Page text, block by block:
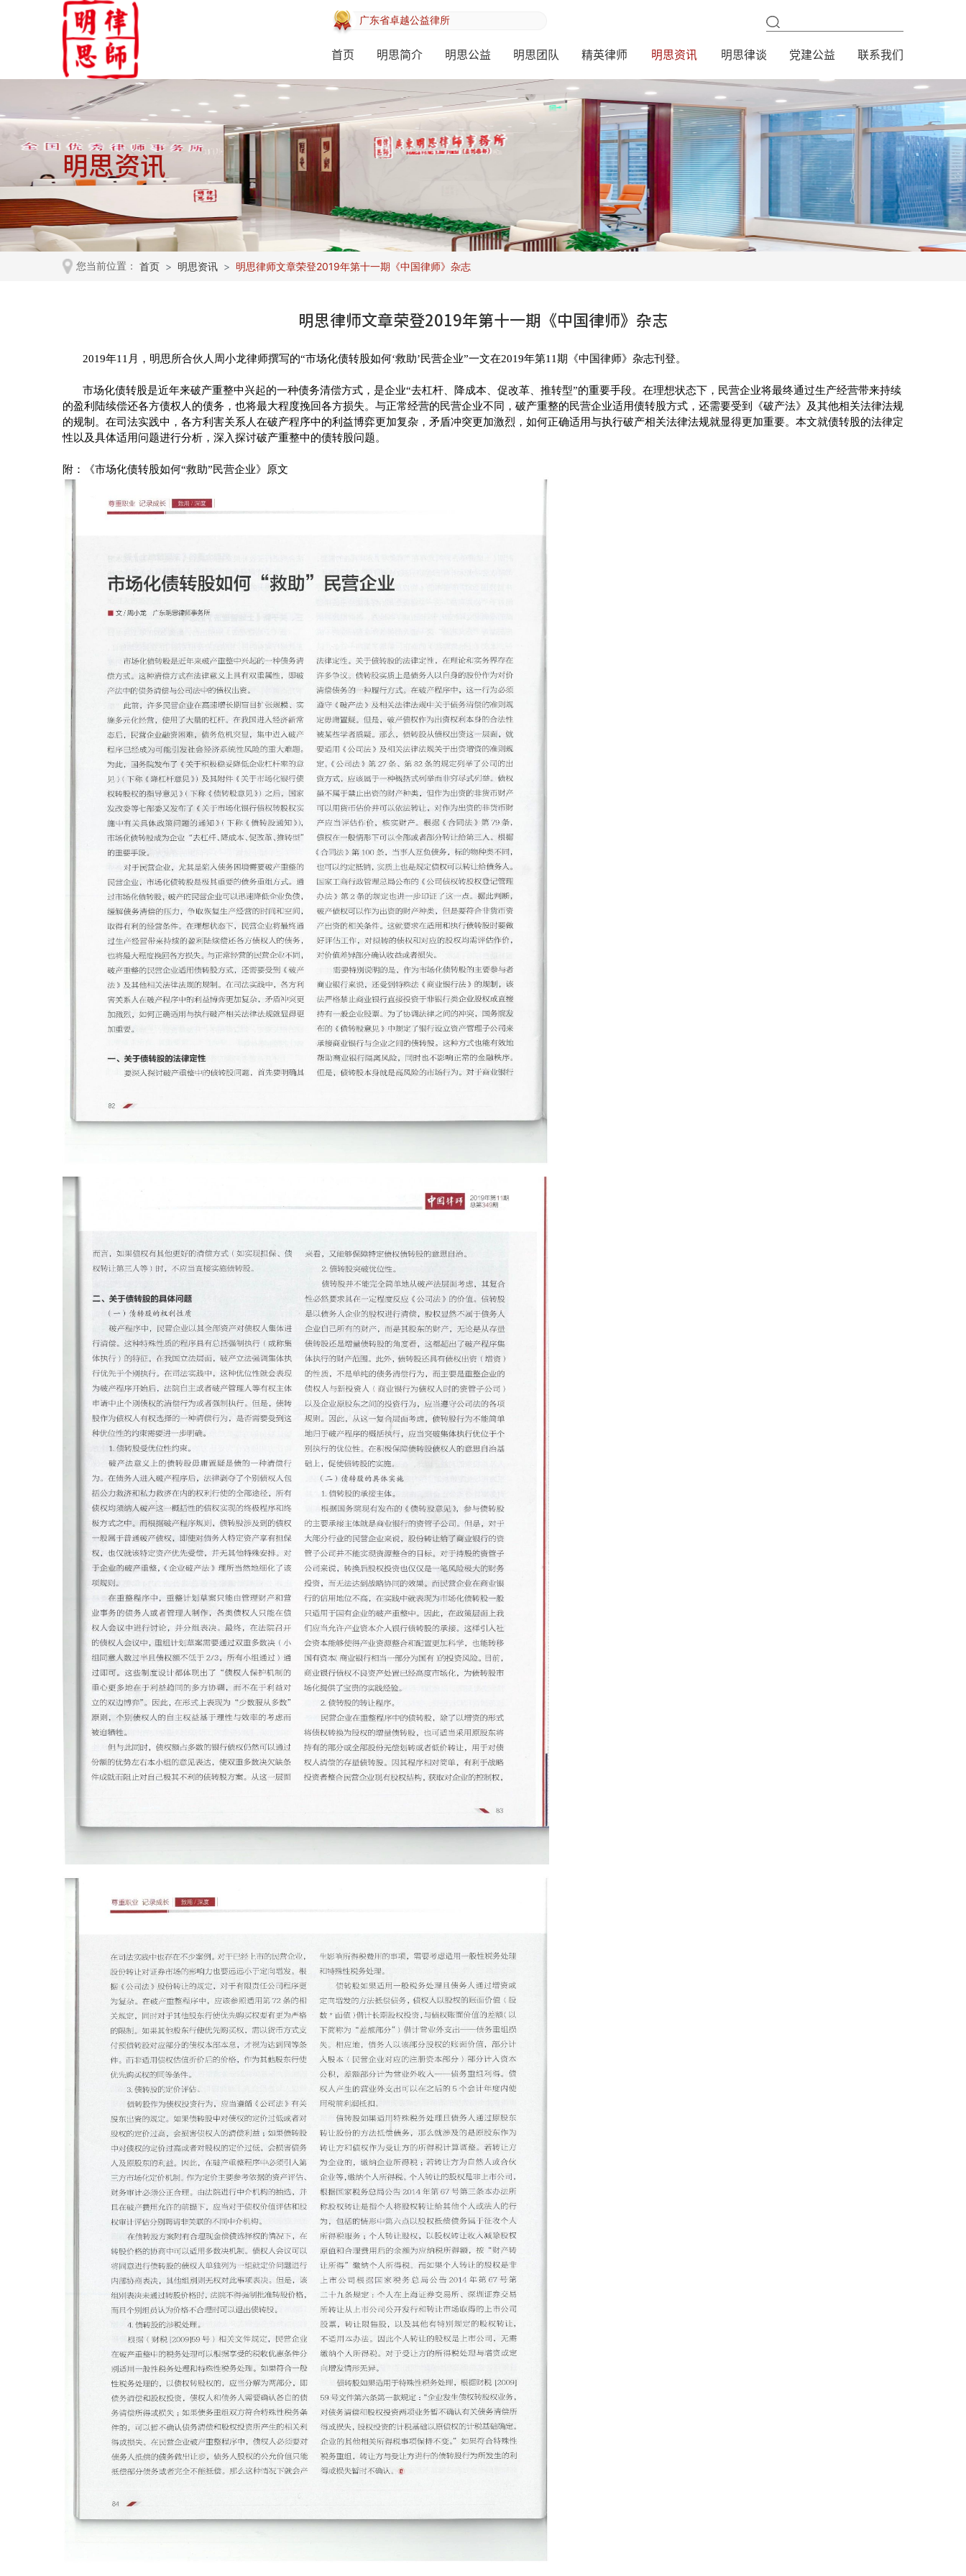
全国优秀律师事务所
首页 明思简介 明思公益 明思团队 精英律师 明思资讯 明思律谈 党建公益 联系我们
明思资讯
您当前位置： 首页 明思资讯 明思律师文章荣登2019年第十一期《中国律师》杂志
明思律师文章荣登2019年第十一期《中国律师》杂志
2019年11 月，明思所合伙人周小龙律师撰写的“市场化债转股如何‘救助’民营企业”一文在2019年第11期《中国律师》杂志刊登。
市场化债转股是近年来破产重整中兴起的一种债务清偿方式，是企业“去杠杆、降成本、促改革、推转型”的重要手段。在理想状态下，民营企业将最终通过生产经营带来持续
的盈利陆续偿还各方债权人的债务，也将最大程度挽回各方损失。与正常经营的民营企业不同，破产重整的民营企业适用债转股方式，还需要受到《破产法》及其他相关法律法规
的规制。在司法实践中，各方利害关系人在破产程序中的利益博弈更加复杂，矛盾冲突更加激烈，如何正确适用与执行破产相关法律法规就显得更加重要。本文就债转股的法律定
性以及具体适用问题进行分析，深入探讨破产重整中的债转股问题。
附：《市场化债转股如何“救助”民营企业》原文